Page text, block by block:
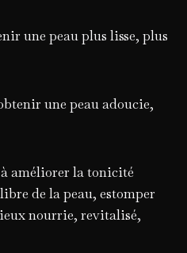
une peau plus lisse, plus
une peau adoucie,
améliorer la tonicité
de la peau, estomper
nourrie, revitalisé,